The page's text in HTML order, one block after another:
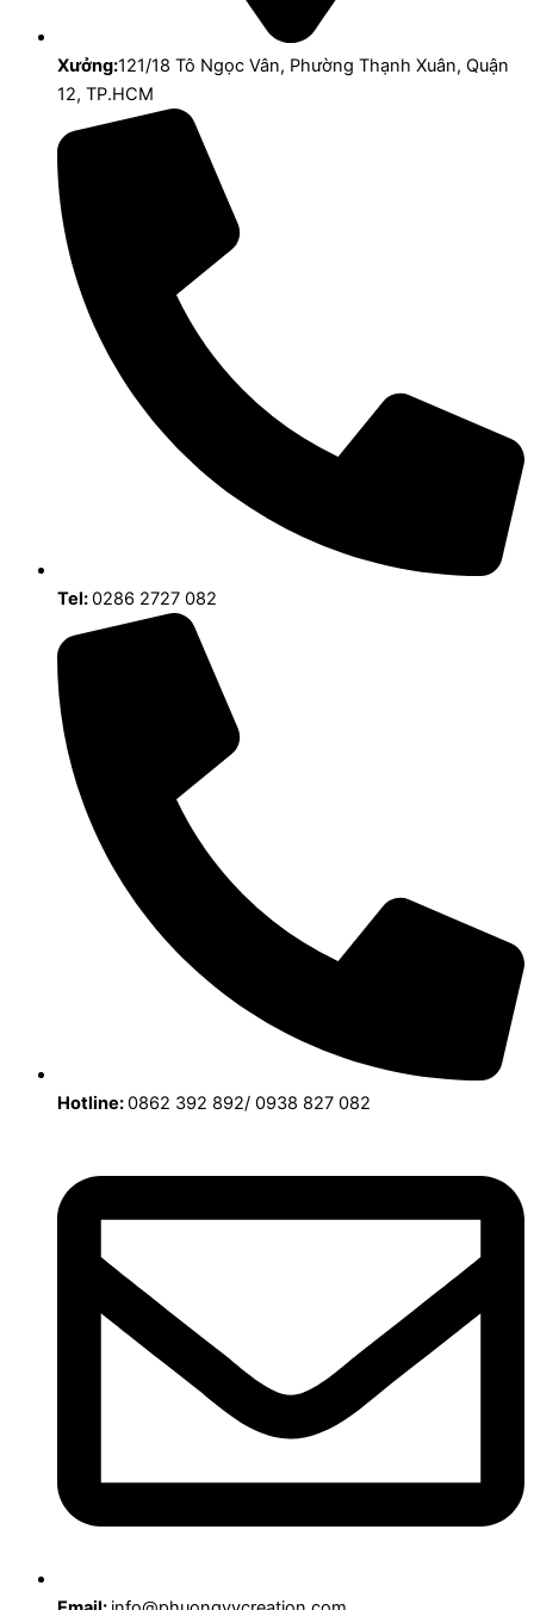
Xưởng:121/18 Tô Ngọc Vân, Phường Thạnh Xuân, Quận
12, TP.HCM
Tel:0286 2727 082
Hotline:0862 392 892/ 0938 827 082